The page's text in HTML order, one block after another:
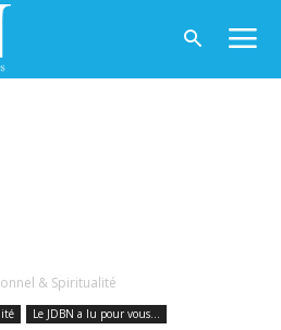
& Spiritualité
Le JDBN a lu pour vous...